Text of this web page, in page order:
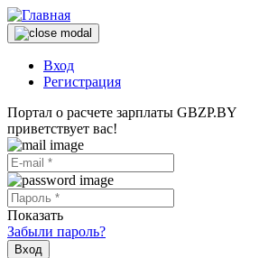
Вход
Регистрация
Портал о расчете зарплаты GBZP.BY
приветствует вас!
Показать
Забыли пароль?
Вход